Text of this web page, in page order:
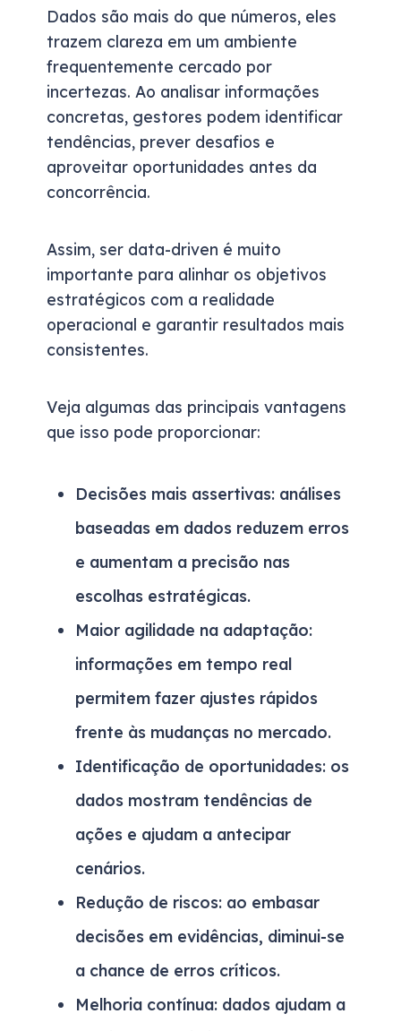
Dados são mais do que números, eles
trazem clareza em um ambiente
frequentemente cercado por
incertezas. Ao analisar informações
concretas, gestores podem identificar
tendências, prever desafios e
aproveitar oportunidades antes da
concorrência.
Assim, ser data-driven é muito
importante para alinhar os objetivos
estratégicos com a realidade
operacional e garantir resultados mais
consistentes.
Veja algumas das principais vantagens
que isso pode proporcionar:
Decisões mais assertivas: análises
baseadas em dados reduzem erros
e aumentam a precisão nas
escolhas estratégicas.
Maior agilidade na adaptação:
informações em tempo real
permitem fazer ajustes rápidos
frente às mudanças no mercado.
Identificação de oportunidades: os
dados mostram tendências de
ações e ajudam a antecipar
cenários.
Redução de riscos: ao embasar
decisões em evidências, diminui-se
a chance de erros críticos.
Melhoria contínua: dados ajudam a